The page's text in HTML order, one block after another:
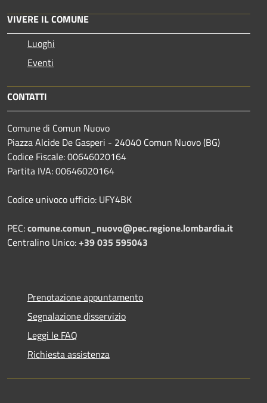
VIVERE IL COMUNE
Luoghi
Eventi
CONTATTI
Comune di Comun Nuovo
Piazza Alcide De Gasperi - 24040 Comun Nuovo (BG)
Codice Fiscale: 00646020164
Partita IVA: 00646020164
Codice univoco ufficio: UFY4BK
PEC:comune.comun_nuovo@pec.regione.lombardia.it
Centralino Unico:+39 035 595043
Prenotazione appuntamento
Segnalazione disservizio
Leggi le FAQ
Richiesta assistenza